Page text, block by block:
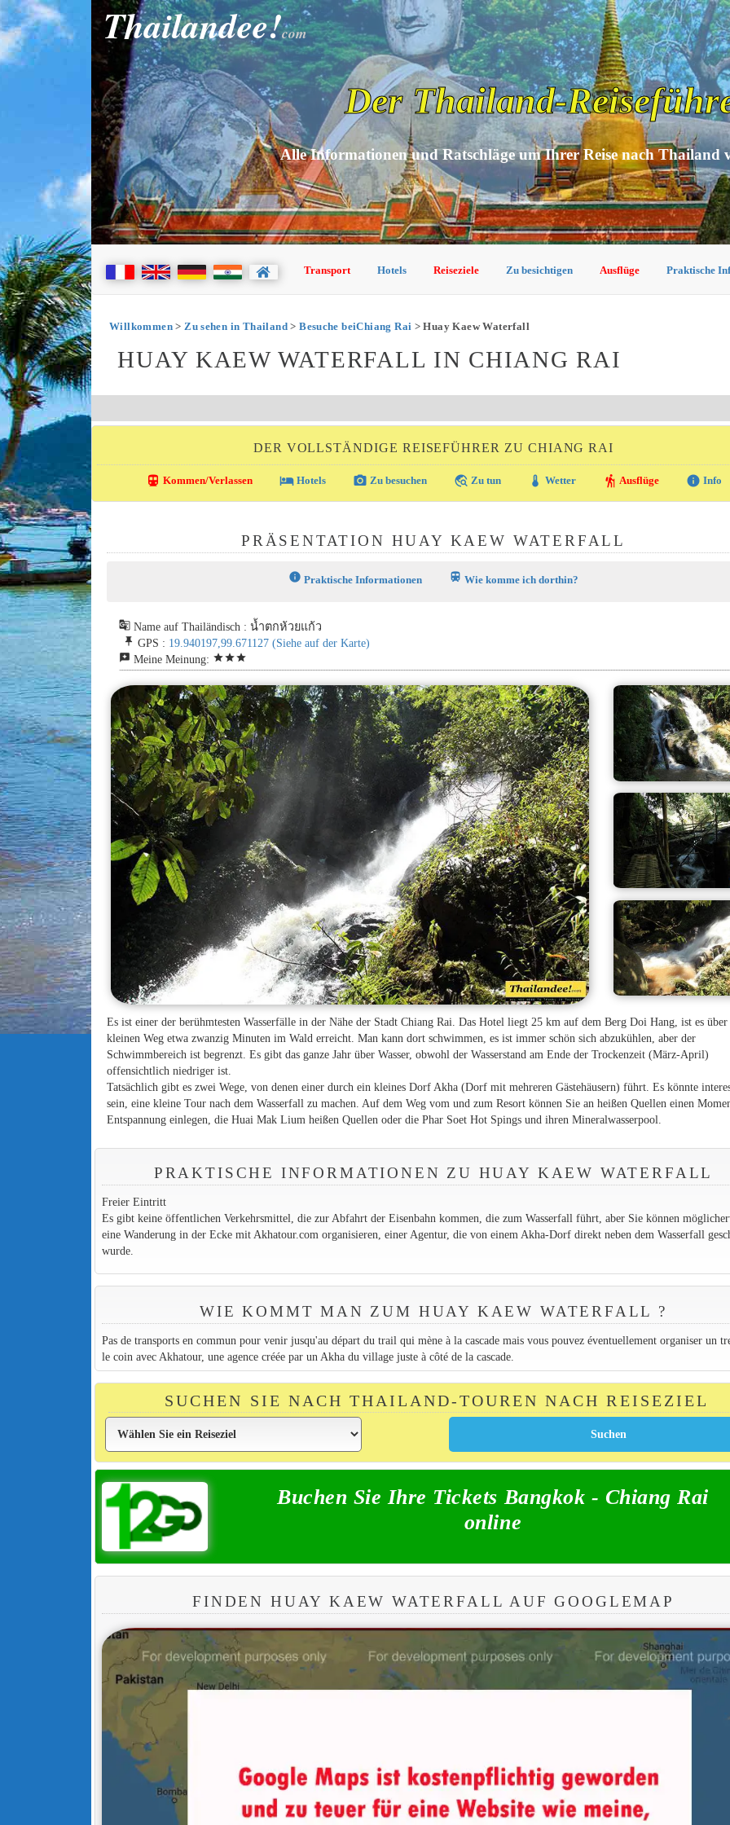
Thailandee!com
Der Thailand-
Alle Informationen und Ratschläge um Ihrer Reise nach Thailand
Transport Hotels Reiseziele Zu besichtigen Ausflüge Praktische
Willkommen>Zu sehen in Thailand>Besuche beiChiang Rai > Huay Kaew Waterfall
HUAY KAEW WATERFALL IN CHIANG RAI
DER VOLLSTÄNDIGE REISEFÜHRER ZU CHIANG RAI
directions_transit Kommen/Verlassen local_hotelHotels photo_camera Zu besuchen travel_explore Zu tun thermostat Wetter hiking Ausflüge info Info
PRÄSENTATION HUAY KAEW WATERFALL
info Praktische Informationen train Wie komme ich dorthin?
g_translate Name auf Thailändisch : น้ำตกห้วยแก้ว
push_pin GPS : 19.940197,99.671127 (Siehe auf der Karte)
reviews Meine Meinung: starstarstar
Es ist einer der berühmtesten Wasserfälle in der Nähe der Stadt Chiang Rai. Das Hotel liegt 25 km auf dem Berg Doi Hang, ist es über
kleinen Weg etwa zwanzig Minuten im Wald erreicht. Man kann dort schwimmen, es ist immer schön sich abzukühlen, aber der
Schwimmbereich ist begrenzt. Es gibt das ganze Jahr über Wasser, obwohl der Wasserstand am Ende der Trockenzeit (März-April)
offensichtlich niedriger ist.
Tatsächlich gibt es zwei Wege, von denen einer durch ein kleines Dorf Akha (Dorf mit mehreren Gästehäusern) führt. Es könnte
sein, eine kleine Tour nach dem Wasserfall zu machen. Auf dem Weg vom und zum Resort können Sie an heißen Quellen einen
Entspannung einlegen, die Huai Mak Lium heißen Quellen oder die Phar Soet Hot Spings und ihren Mineralwasserpool.
PRAKTISCHE INFORMATIONEN ZU HUAY KAEW WATERFALL
Freier Eintritt
Es gibt keine öffentlichen Verkehrsmittel, die zur Abfahrt der Eisenbahn kommen, die zum Wasserfall führt, aber Sie können
eine Wanderung in der Ecke mit Akhatour.com organisieren, einer Agentur, die von einem Akha-Dorf direkt neben dem Wasserfall
wurde.
WIE KOMMT MAN ZUM HUAY KAEW WATERFALL ?
Pas de transports en commun pour venir jusqu'au départ du trail qui mène à la cascade mais vous pouvez éventuellement organiser un
le coin avec Akhatour, une agence créée par un Akha du village juste à côté de la cascade.
SUCHEN SIE NACH THAILAND-TOUREN NACH REISEZIEL
Buchen Sie Ihre Tickets Bangkok - Chiang Rai
online
FINDEN HUAY KAEW WATERFALL AUF GOOGLEMAP